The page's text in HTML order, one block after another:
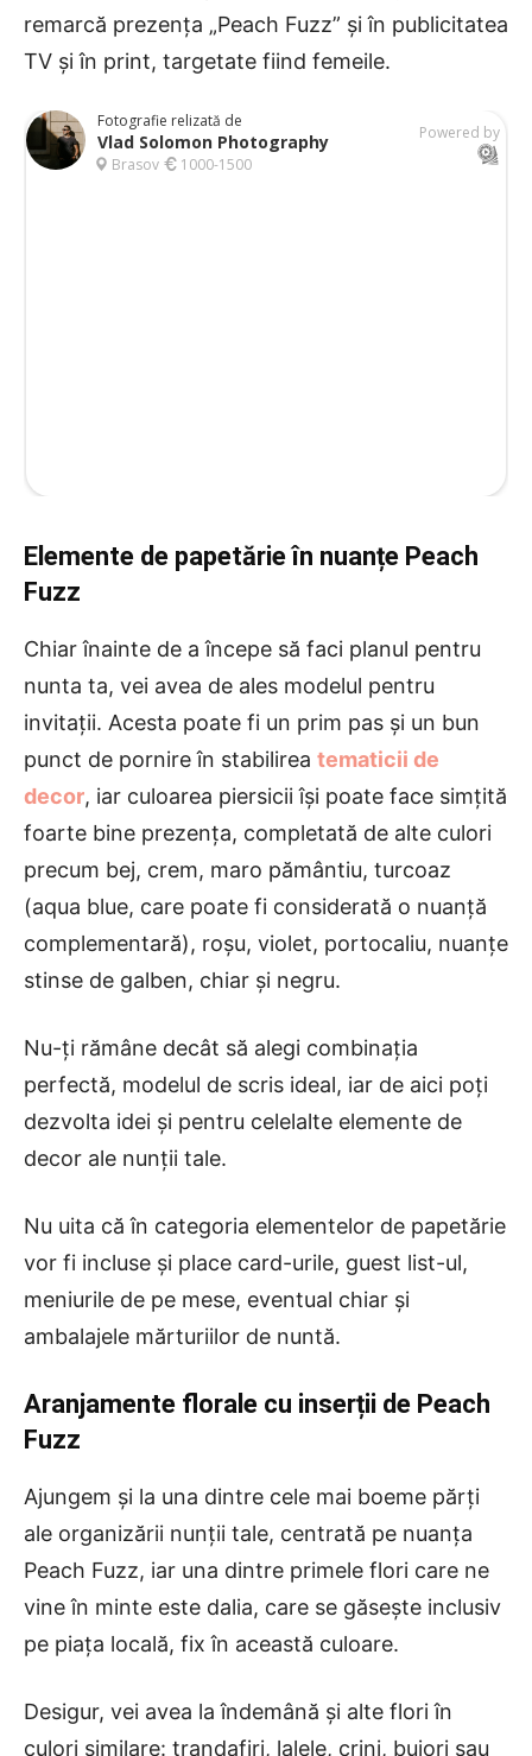
remarcă prezența „Peach Fuzz” și în publicitatea
TV și în print, targetate fiind femeile.
Elemente de papetărie în nuanțe Peach
Fuzz
Chiar înainte de a începe să faci planul pentru
nunta ta, vei avea de ales modelul pentru
invitații. Acesta poate fi un prim pas și un bun
punct de pornire în stabilirea tematicii de
decor, iar culoarea piersicii își poate face simțită
foarte bine prezența, completată de alte culori
precum bej, crem, maro pământiu, turcoaz
(aqua blue, care poate fi considerată o nuanță
complementară), roșu, violet, portocaliu, nuanțe
stinse de galben, chiar și negru.
Nu-ți rămâne decât să alegi combinația
perfectă, modelul de scris ideal, iar de aici poți
dezvolta idei și pentru celelalte elemente de
decor ale nunții tale.
Nu uita că în categoria elementelor de papetărie
vor fi incluse și place card-urile, guest list-ul,
meniurile de pe mese, eventual chiar și
ambalajele mărturiilor de nuntă.
Aranjamente florale cu inserții de Peach
Fuzz
Ajungem și la una dintre cele mai boeme părți
ale organizării nunții tale, centrată pe nuanța
Peach Fuzz, iar una dintre primele flori care ne
vine în minte este dalia, care se găsește inclusiv
pe piața locală, fix în această culoare.
Desigur, vei avea la îndemână și alte flori în
culori similare: trandafiri, lalele, crini, bujori sau